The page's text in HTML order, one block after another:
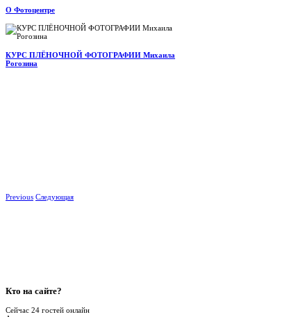
О Фотоцентре
КУРС ПЛЁНОЧНОЙ ФОТОГРАФИИ Михаила
Рогозина
Previous Следующая
Кто на сайте?
Сейчас 24 гостей онлайн